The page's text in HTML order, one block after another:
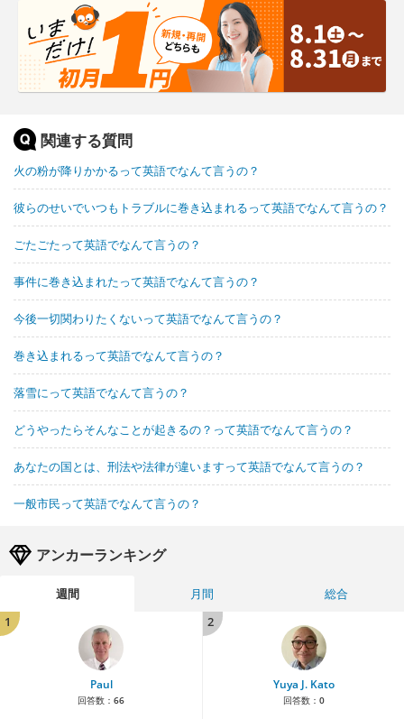
関連する質問
火の粉が降りかかるって英語でなんて言うの？
彼らのせいでいつもトラブルに巻き込まれるって英語でなんて言うの？
ごたごたって英語でなんて言うの？
事件に巻き込まれたって英語でなんて言うの？
今後一切関わりたくないって英語でなんて言うの？
巻き込まれるって英語でなんて言うの？
落雪にって英語でなんて言うの？
どうやったらそんなことが起きるの？って英語でなんて言うの？
あなたの国とは、刑法や法律が違いますって英語でなんて言うの？
一般市民って英語でなんて言うの？
アンカーランキング
週間 月間
総合
1
Paul
回答数： 66
2
Yuya J. Kato
回答数： 0